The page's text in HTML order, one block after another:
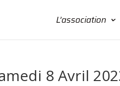
L’association
8 Avril